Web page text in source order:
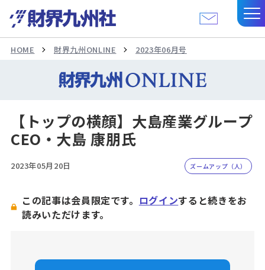
HOME 財界九州ONLINE 2023年06月号
【トップの横顔】大島産業グループ
CEO・大島 康朋氏
2023年05月20日 ズームアップ（人）
この記事は会員限定です。 ログインすると続きをお
読みいただけます。